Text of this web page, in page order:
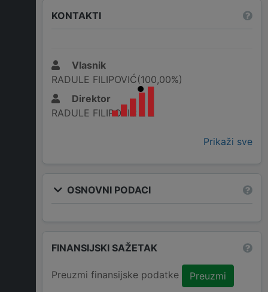
KONTAKTI
Vlasnik
RADULE FILIPOVIĆ(100,00%)
Direktor
RADULE FILIPOVIĆ
Prikaži sve
OSNOVNI PODACI
FINANSIJSKI SAŽETAK
Preuzmi finansijske podatke Preuzmi